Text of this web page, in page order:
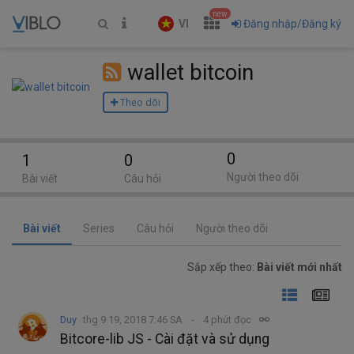
VI
new
Đăng nhập/Đăng ký
wallet bitcoin
Theo dõi
Bài viết Series Câu hỏi Người theo dõi
Sắp xếp theo: Bài viết mới nhất
Duy thg 9 19, 2018 7:46 SA 4 phút đọc
Bitcore-lib JS - Cài đặt và sử dụng
1
Bài viết
0
Câu hỏi
0
Người theo dõi